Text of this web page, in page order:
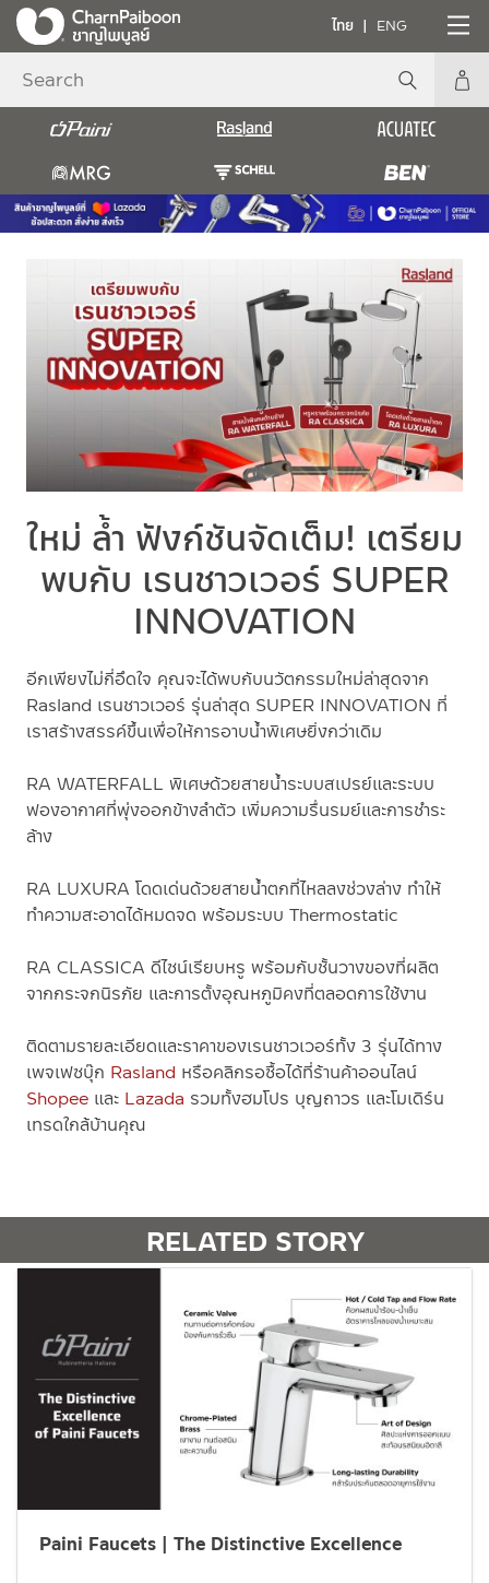
ไทย ENG
ใหม่ ล้ำ ฟังก์ชันจัดเต็ม! เตรียม
พบกับ เรนชาวเวอร์ SUPER
INNOVATION
อีกเพียงไม่กี่อึดใจ คุณจะได้พบกับนวัตกรรมใหม่ล่าสุดจาก
Rasland เรนชาวเวอร์ รุ่นล่าสุด SUPER INNOVATION ที่
เราสร้างสรรค์ขึ้นเพื่อให้การอาบน้ำพิเศษยิ่งกว่าเดิม
RA WATERFALL พิเศษด้วยสายน้ำระบบสเปรย์และระบบ
ฟองอากาศที่พุ่งออกข้างลำตัว เพิ่มความรื่นรมย์และการชำระ
ล้าง
RA LUXURA โดดเด่นด้วยสายน้ำตกที่ไหลลงช่วงล่าง ทำให้
ทำความสะอาดได้หมดจด พร้อมระบบ Thermostatic
RA CLASSICA ดีไซน์เรียบหรู พร้อมกับชั้นวางของที่ผลิต
จากกระจกนิรภัย และการตั้งอุณหภูมิคงที่ตลอดการใช้งาน
ติดตามรายละเอียดและราคาของเรนชาวเวอร์ทั้ง 3 รุ่นได้ทาง
เพจเฟซบุ๊ก Rasland หรือคลิกรอซื้อได้ที่ร้านค้าออนไลน์
Shopee และ Lazada รวมทั้งฮมโปร บุญถาวร และโมเดิร์น
เทรดใกล้บ้านคุณ
RELATED STORY
Paini Faucets | The Distinctive Excellence